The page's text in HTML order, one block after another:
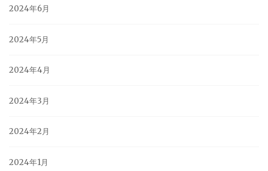
2024年6月
2024年5月
2024年4月
2024年3月
2024年2月
2024年1月